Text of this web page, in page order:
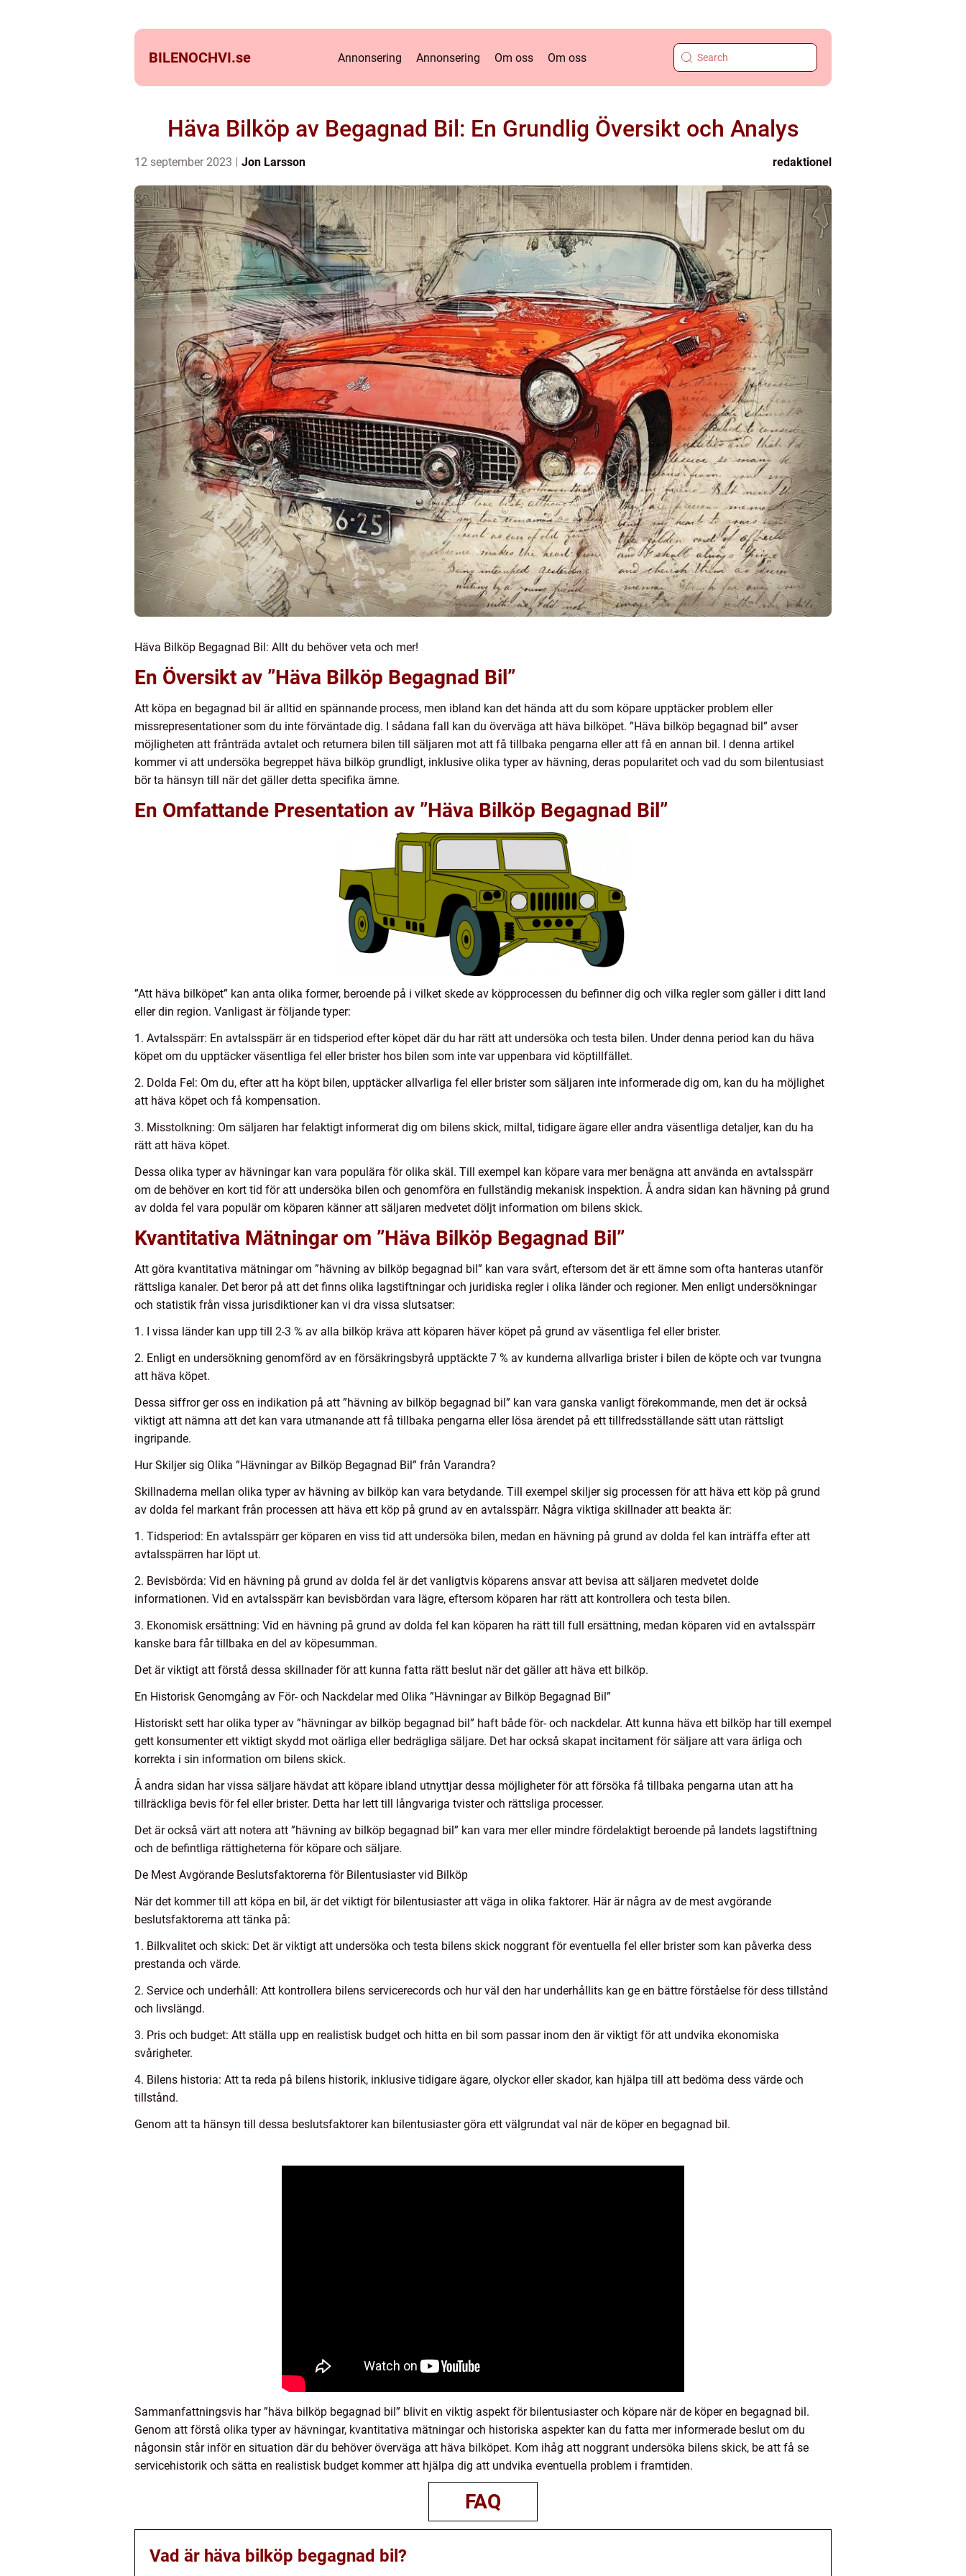
BILENOCHVI.se Annonsering Annonsering Om oss Om oss
Häva Bilköp av Begagnad Bil: En Grundlig Översikt och Analys
12 september 2023 Jon Larsson redaktionel
Häva Bilköp Begagnad Bil: Allt du behöver veta och mer!
En Översikt av ”Häva Bilköp Begagnad Bil”
Att köpa en begagnad bil är alltid en spännande process, men ibland kan det hända att du som köpare upptäcker problem eller
missrepresentationer som du inte förväntade dig. I sådana fall kan du överväga att häva bilköpet. ”Häva bilköp begagnad bil” avser
möjligheten att frånträda avtalet och returnera bilen till säljaren mot att få tillbaka pengarna eller att få en annan bil. I denna artikel
kommer vi att undersöka begreppet häva bilköp grundligt, inklusive olika typer av hävning, deras popularitet och vad du som bilentusiast
bör ta hänsyn till när det gäller detta specifika ämne.
En Omfattande Presentation av ”Häva Bilköp Begagnad Bil”
”Att häva bilköpet” kan anta olika former, beroende på i vilket skede av köpprocessen du befinner dig och vilka regler som gäller i ditt land
eller din region. Vanligast är följande typer:
1. Avtalsspärr: En avtalsspärr är en tidsperiod efter köpet där du har rätt att undersöka och testa bilen. Under denna period kan du häva
köpet om du upptäcker väsentliga fel eller brister hos bilen som inte var uppenbara vid köptillfället.
2. Dolda Fel: Om du, efter att ha köpt bilen, upptäcker allvarliga fel eller brister som säljaren inte informerade dig om, kan du ha möjlighet
att häva köpet och få kompensation.
3. Misstolkning: Om säljaren har felaktigt informerat dig om bilens skick, miltal, tidigare ägare eller andra väsentliga detaljer, kan du ha
rätt att häva köpet.
Dessa olika typer av hävningar kan vara populära för olika skäl. Till exempel kan köpare vara mer benägna att använda en avtalsspärr
om de behöver en kort tid för att undersöka bilen och genomföra en fullständig mekanisk inspektion. Å andra sidan kan hävning på grund
av dolda fel vara populär om köparen känner att säljaren medvetet döljt information om bilens skick.
Kvantitativa Mätningar om ”Häva Bilköp Begagnad Bil”
Att göra kvantitativa mätningar om ”hävning av bilköp begagnad bil” kan vara svårt, eftersom det är ett ämne som ofta hanteras utanför
rättsliga kanaler. Det beror på att det finns olika lagstiftningar och juridiska regler i olika länder och regioner. Men enligt undersökningar
och statistik från vissa jurisdiktioner kan vi dra vissa slutsatser:
1. I vissa länder kan upp till 2-3 % av alla bilköp kräva att köparen häver köpet på grund av väsentliga fel eller brister.
2. Enligt en undersökning genomförd av en försäkringsbyrå upptäckte 7 % av kunderna allvarliga brister i bilen de köpte och var tvungna
att häva köpet.
Dessa siffror ger oss en indikation på att ”hävning av bilköp begagnad bil” kan vara ganska vanligt förekommande, men det är också
viktigt att nämna att det kan vara utmanande att få tillbaka pengarna eller lösa ärendet på ett tillfredsställande sätt utan rättsligt
ingripande.
Hur Skiljer sig Olika ”Hävningar av Bilköp Begagnad Bil” från Varandra?
Skillnaderna mellan olika typer av hävning av bilköp kan vara betydande. Till exempel skiljer sig processen för att häva ett köp på grund
av dolda fel markant från processen att häva ett köp på grund av en avtalsspärr. Några viktiga skillnader att beakta är:
1. Tidsperiod: En avtalsspärr ger köparen en viss tid att undersöka bilen, medan en hävning på grund av dolda fel kan inträffa efter att
avtalsspärren har löpt ut.
2. Bevisbörda: Vid en hävning på grund av dolda fel är det vanligtvis köparens ansvar att bevisa att säljaren medvetet dolde
informationen. Vid en avtalsspärr kan bevisbördan vara lägre, eftersom köparen har rätt att kontrollera och testa bilen.
3. Ekonomisk ersättning: Vid en hävning på grund av dolda fel kan köparen ha rätt till full ersättning, medan köparen vid en avtalsspärr
kanske bara får tillbaka en del av köpesumman.
Det är viktigt att förstå dessa skillnader för att kunna fatta rätt beslut när det gäller att häva ett bilköp.
En Historisk Genomgång av För- och Nackdelar med Olika ”Hävningar av Bilköp Begagnad Bil”
Historiskt sett har olika typer av ”hävningar av bilköp begagnad bil” haft både för- och nackdelar. Att kunna häva ett bilköp har till exempel
gett konsumenter ett viktigt skydd mot oärliga eller bedrägliga säljare. Det har också skapat incitament för säljare att vara ärliga och
korrekta i sin information om bilens skick.
Å andra sidan har vissa säljare hävdat att köpare ibland utnyttjar dessa möjligheter för att försöka få tillbaka pengarna utan att ha
tillräckliga bevis för fel eller brister. Detta har lett till långvariga tvister och rättsliga processer.
Det är också värt att notera att ”hävning av bilköp begagnad bil” kan vara mer eller mindre fördelaktigt beroende på landets lagstiftning
och de befintliga rättigheterna för köpare och säljare.
De Mest Avgörande Beslutsfaktorerna för Bilentusiaster vid Bilköp
När det kommer till att köpa en bil, är det viktigt för bilentusiaster att väga in olika faktorer. Här är några av de mest avgörande
beslutsfaktorerna att tänka på:
1. Bilkvalitet och skick: Det är viktigt att undersöka och testa bilens skick noggrant för eventuella fel eller brister som kan påverka dess
prestanda och värde.
2. Service och underhåll: Att kontrollera bilens servicerecords och hur väl den har underhållits kan ge en bättre förståelse för dess tillstånd
och livslängd.
3. Pris och budget: Att ställa upp en realistisk budget och hitta en bil som passar inom den är viktigt för att undvika ekonomiska
svårigheter.
4. Bilens historia: Att ta reda på bilens historik, inklusive tidigare ägare, olyckor eller skador, kan hjälpa till att bedöma dess värde och
tillstånd.
Genom att ta hänsyn till dessa beslutsfaktorer kan bilentusiaster göra ett välgrundat val när de köper en begagnad bil.
Sammanfattningsvis har ”häva bilköp begagnad bil” blivit en viktig aspekt för bilentusiaster och köpare när de köper en begagnad bil.
Genom att förstå olika typer av hävningar, kvantitativa mätningar och historiska aspekter kan du fatta mer informerade beslut om du
någonsin står inför en situation där du behöver överväga att häva bilköpet. Kom ihåg att noggrant undersöka bilens skick, be att få se
servicehistorik och sätta en realistisk budget kommer att hjälpa dig att undvika eventuella problem i framtiden.
FAQ
Vad är häva bilköp begagnad bil?